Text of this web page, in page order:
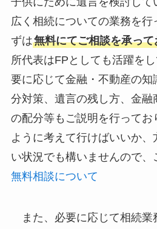
広く相続についての業務を行
ずは無料にてご相談を承って
所代表はFPとしても活躍を
要に応じて金融・不動産の知
分対策、遺言の残し方、金融
の配分等もご説明を行ってお
ように考えて行けばいいか
い状況でも構いませんので
無料相談について
また、必要に応じて相続業